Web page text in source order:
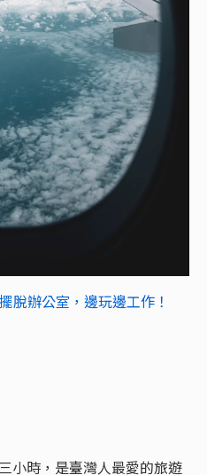
脫辦公室，邊玩邊工作！
小時，是臺灣人最愛的旅遊